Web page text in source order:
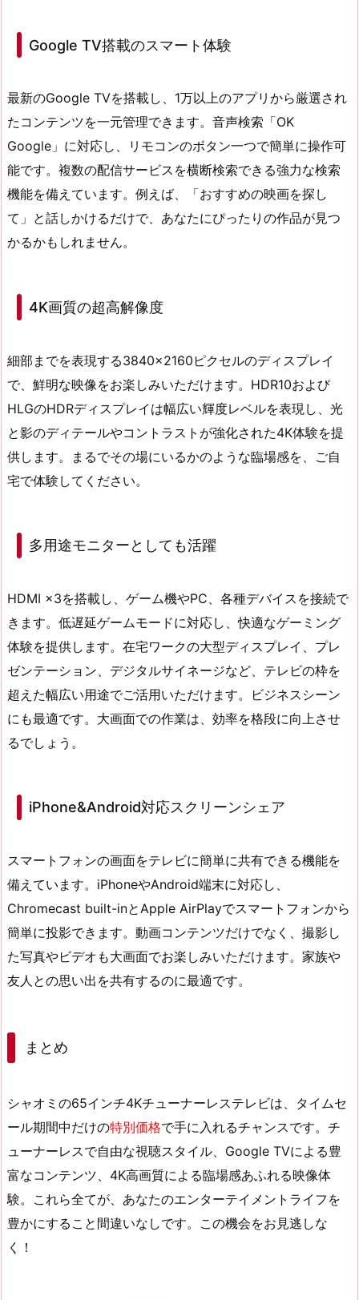
Google TV搭載のスマート体験
最新のGoogle TVを搭載し、1万以上のアプリから厳選され
たコンテンツを一元管理できます。音声検索「OK
Google」に対応し、リモコンのボタン一つで簡単に操作可
能です。複数の配信サービスを横断検索できる強力な検索
機能を備えています。例えば、「おすすめの映画を探し
て」と話しかけるだけで、あなたにぴったりの作品が見つ
かるかもしれません。
4K画質の超高解像度
細部までを表現する3840×2160ピクセルのディスプレイ
で、鮮明な映像をお楽しみいただけます。HDR10および
HLGのHDRディスプレイは幅広い輝度レベルを表現し、光
と影のディテールやコントラストが強化された4K体験を提
供します。まるでその場にいるかのような臨場感を、ご自
宅で体験してください。
多用途モニターとしても活躍
HDMI ×3を搭載し、ゲーム機やPC、各種デバイスを接続で
きます。低遅延ゲームモードに対応し、快適なゲーミング
体験を提供します。在宅ワークの大型ディスプレイ、プレ
ゼンテーション、デジタルサイネージなど、テレビの枠を
超えた幅広い用途でご活用いただけます。ビジネスシーン
にも最適です。大画面での作業は、効率を格段に向上させ
るでしょう。
iPhone&Android対応スクリーンシェア
スマートフォンの画面をテレビに簡単に共有できる機能を
備えています。iPhoneやAndroid端末に対応し、
Chromecast built-inとApple AirPlayでスマートフォンから
簡単に投影できます。動画コンテンツだけでなく、撮影し
た写真やビデオも大画面でお楽しみいただけます。家族や
友人との思い出を共有するのに最適です。
まとめ
シャオミの65インチ4Kチューナーレステレビは、 タイムセ
ール期間中だけの特別価格で手に入れるチャンスです。チ
ューナーレスで自由な視聴スタイル、Google TVによる豊
富なコンテンツ、4K高画質による臨場感あふれる映像体
験。これら全てが、あなたのエンターテイメントライフを
豊かにすること間違いなしです。この機会をお見逃しな
く！